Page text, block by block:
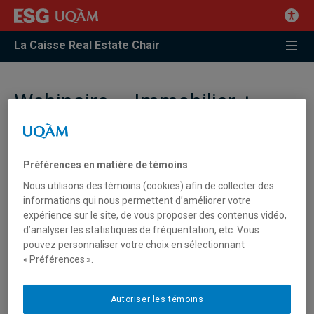
La Caisse Real Estate Chair
Webinaire – Immobilier +
Biodiversité | Développement
développement immobilier:
perspectives et potentiel
[iframe width=”640″ height=”360″
src=”https://tv.uqam.ca/embed/57042″ frameborder=”0″
Ce webinaire vous est présenté dans le cadre de la série
IMMOBILIER + BIODIVERSITÉ organisé par la Chaire Ivanhoé
Préférences en matière de témoins
Nous utilisons des témoins (cookies) afin de collecter des
informations qui nous permettent d’améliorer votre
expérience sur le site, de vous proposer des contenus vidéo,
d’analyser les statistiques de fréquentation, etc. Vous
pouvez personnaliser votre choix en sélectionnant
« Préférences ».
Autoriser les témoins